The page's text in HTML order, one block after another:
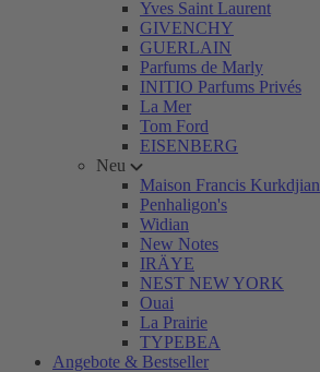
Yves Saint Laurent
GIVENCHY
GUERLAIN
Parfums de Marly
INITIO Parfums Privés
La Mer
Tom Ford
EISENBERG
Neu
Maison Francis Kurkdjian
Penhaligon's
Widian
New Notes
IRÄYE
NEST NEW YORK
Ouai
La Prairie
TYPEBEA
Angebote & Bestseller